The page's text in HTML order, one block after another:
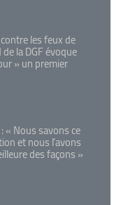
les feux de
la DGF évoque
» un premier
« Nous savons ce
et nous l’avons
des façons »